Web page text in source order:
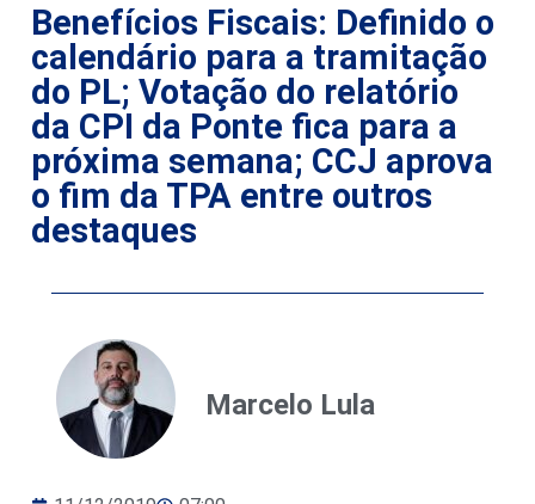
Benefícios Fiscais: Definido o
calendário para a tramitação
do PL; Votação do relatório
da CPI da Ponte fica para a
próxima semana; CCJ aprova
o fim da TPA entre outros
destaques
Marcelo Lula